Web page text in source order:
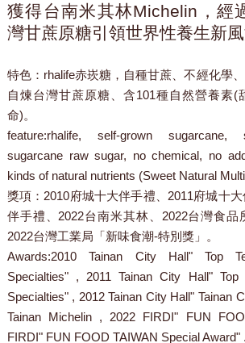
獲得台南米其林Michelin，經
灣甘蔗原糖引領世界性養生新風
特色： rhalife赤崁糖，自種甘蔗、不經化學
自煉台灣甘蔗原糖、含101種自然營養素(
命)。
feature:rhalife, self-grown sugarcane,
sugarcane raw sugar, no chemical, no
kinds of natural nutrients (Sweet Natural
獎項： 2010府城十大伴手禮、2011府城十
伴手禮、2022台南米其林、2022台灣食品
2022台灣工業局「新味食潮-特別獎」。
Awards:2010 Tainan City Hall" Top
Specialties" , 2011 Tainan City Hall" Top
Specialties" , 2012 Tainan City Hall" Tainan
Tainan Michelin , 2022 FIRDI" FUN
FIRDI" FUN FOOD TAIWAN Special Award" .